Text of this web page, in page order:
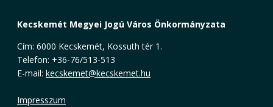
Kecskemét Megyei Jogú Város Önkormányzata
Cím: 6000 Kecskemét, Kossuth tér 1.
Telefon: +36-76/513-513
E-mail: kecskemet@kecskemet.hu
Impresszum